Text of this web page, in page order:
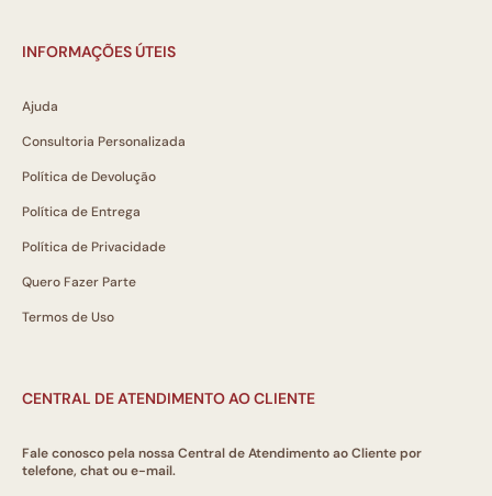
INFORMAÇÕES ÚTEIS
Ajuda
Consultoria Personalizada
Política de Devolução
Política de Entrega
Política de Privacidade
Quero Fazer Parte
Termos de Uso
CENTRAL DE ATENDIMENTO AO CLIENTE
Fale conosco pela nossa Central de Atendimento ao Cliente por
telefone, chat ou e-mail.